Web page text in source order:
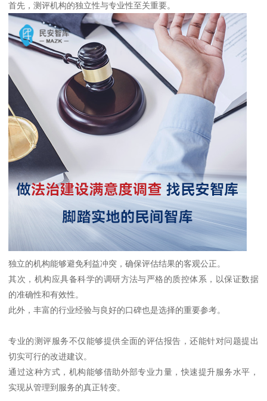
首先，测评机构的独立性与专业性至关重要。
独立的机构能够避免利益冲突，确保评估结果的客观公正。
其次，机构应具备科学的调研方法与严格的质控体系，以保证数据
的准确性和有效性。
此外，丰富的行业经验与良好的口碑也是选择的重要参考。
专业的测评服务不仅能够提供全面的评估报告，还能针对问题提出
切实可行的改进建议。
通过这种方式，机构能够借助外部专业力量，快速提升服务水平，
实现从管理到服务的真正转变。